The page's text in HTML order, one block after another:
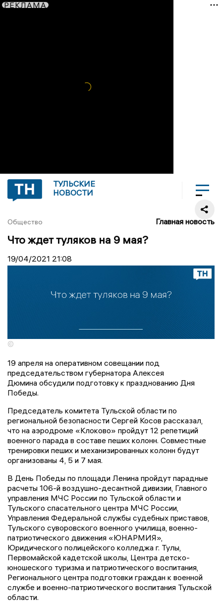
РЕКЛАМА
ТУЛЬСКИЕ
НОВОСТИ
Общество Главная новость
Что ждет туляков на 9 мая?
19/04/2021 21:08
©
19 апреля на оперативном совещании под
председательством губернатора Алексея
Дюмина обсудили подготовку к празднованию Дня
Победы.
Председатель комитета Тульской области по
региональной безопасности Сергей Косов рассказал,
что на аэродроме «Клоково» пройдут 12 репетиций
военного парада в составе пеших колонн. Совместные
тренировки пеших и механизированных колонн будут
организованы 4, 5 и 7 мая.
В День Победы по площади Ленина пройдут парадные
расчеты 106-й воздушно-десантной дивизии, Главного
управления МЧС России по Тульской области и
Тульского спасательного центра МЧС России,
Управления Федеральной службы судебных приставов,
Тульского суворовского военного училища, военно-
патриотического движения «ЮНАРМИЯ»,
Юридического полицейского колледжа г. Тулы,
Первомайской кадетской школы, Центра детско-
юношеского туризма и патриотического воспитания,
Регионального центра подготовки граждан к военной
службе и военно-патриотического воспитания Тульской
области.